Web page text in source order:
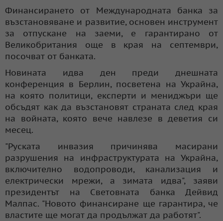
Финансирането от Международната банка за
възстановяване и развитие, основен инструмент
за отпускане на заеми, е гарантирано от
Великобритания още в края на септември,
посочват от банката.
Новината идва ден преди днешната
конференция в Берлин, посветена на Украйна,
на която политици, експерти и мениджъри ще
обсъдят как да възстановят страната след края
на войната, която вече навлезе в деветия си
месец.
"Руската инвазия причинява масирани
разрушения на инфраструктурата на Украйна,
включително водопроводи, канализация и
електрически мрежи, а зимата идва", заяви
президентът на Световната банка Дейвид
Малпас. "Новото финансиране ще гарантира, че
властите ще могат да продължат да работят".